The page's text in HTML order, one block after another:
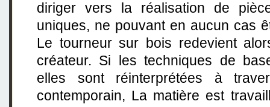
diriger vers la réalisation de
uniques, ne pouvant en aucun cas
Le tourneur sur bois redevient
créateur. Si les techniques de
elles sont réinterprétées à
contemporain, La matière est